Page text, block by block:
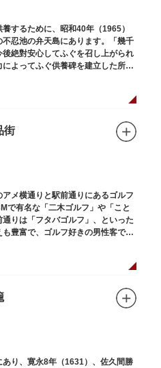
するために、昭和40年（1965）
忍池の弁天島にあります。「幾千
絶對安心してふぐを召し上がられ
よってふぐ供養碑を建立した所以
街
メ横通りと駅前通りにあるゴルフ
で有名な「二木ゴルフ」や「こと
りは「フタバゴルフ」、といった
豊富で、ゴルフ好きの男性客で賑
あり、寛永8年（1631）、佐久間勝